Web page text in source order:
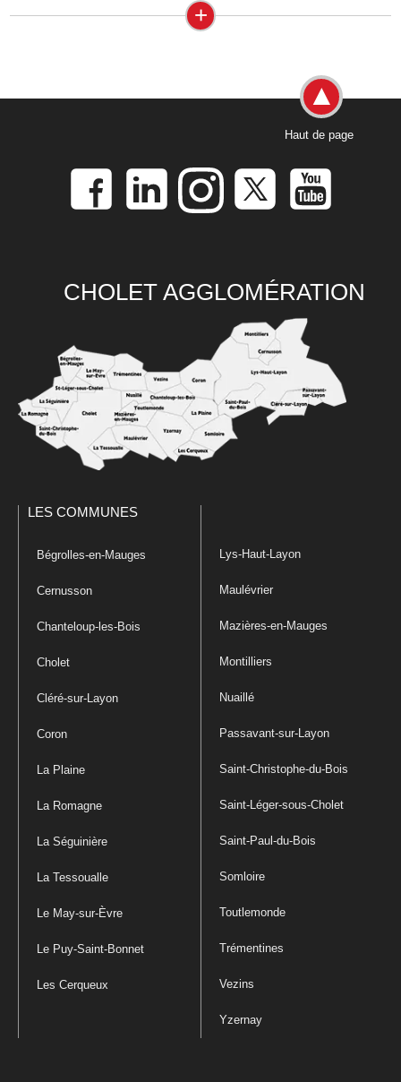
+
Haut de page
CHOLET AGGLOMÉRATION
LES COMMUNES
Bégrolles-en-Mauges
Cernusson
Chanteloup-les-Bois
Cholet
Cléré-sur-Layon
Coron
La Plaine
La Romagne
La Séguinière
La Tessoualle
Le May-sur-Èvre
Le Puy-Saint-Bonnet
Les Cerqueux
Lys-Haut-Layon
Maulévrier
Mazières-en-Mauges
Montilliers
Nuaillé
Passavant-sur-Layon
Saint-Christophe-du-Bois
Saint-Léger-sous-Cholet
Saint-Paul-du-Bois
Somloire
Toutlemonde
Trémentines
Vezins
Yzernay